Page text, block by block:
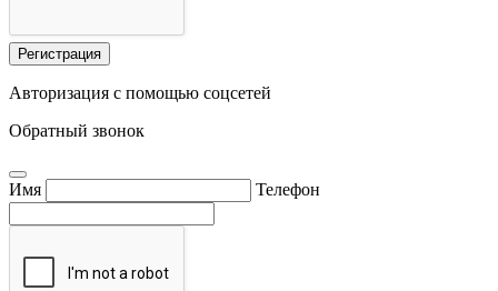
Регистрация
Авторизация с помощью соцсетей
Обратный звонок
Имя Телефон